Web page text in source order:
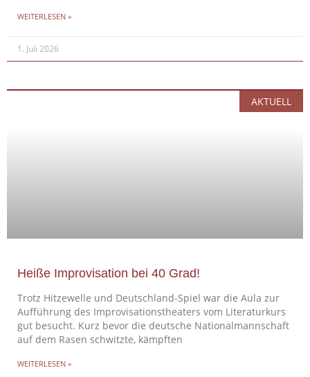
WEITERLESEN »
1. Juli 2026
AKTUELL
Heiße Improvisation bei 40 Grad!
Trotz Hitzewelle und Deutschland-Spiel war die Aula zur
Aufführung des Improvisationstheaters vom Literaturkurs
gut besucht. Kurz bevor die deutsche Nationalmannschaft
auf dem Rasen schwitzte, kämpften
WEITERLESEN »